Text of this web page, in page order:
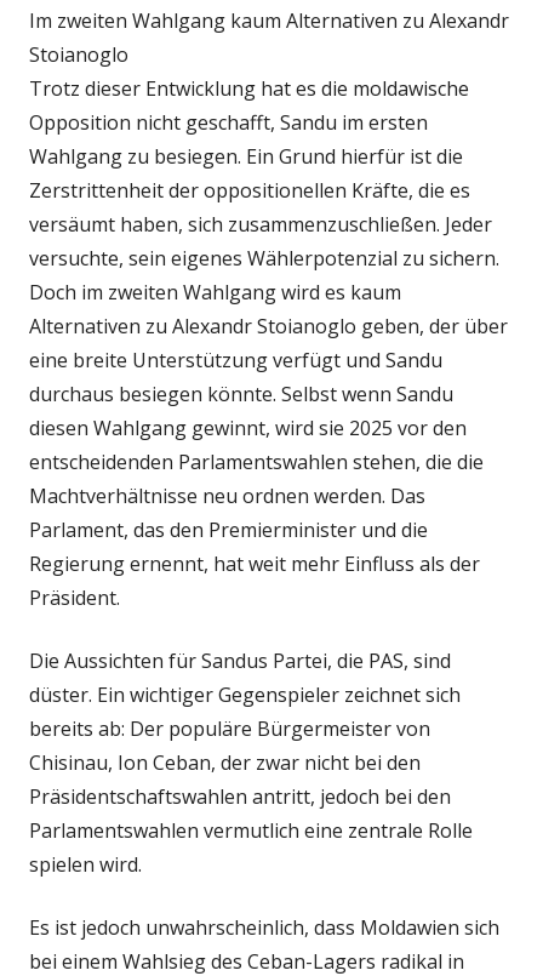
Im zweiten Wahlgang kaum Alternativen zu Alexandr
Stoianoglo
Trotz dieser Entwicklung hat es die moldawische
Opposition nicht geschafft, Sandu im ersten
Wahlgang zu besiegen. Ein Grund hierfür ist die
Zerstrittenheit der oppositionellen Kräfte, die es
versäumt haben, sich zusammenzuschließen. Jeder
versuchte, sein eigenes Wählerpotenzial zu sichern.
Doch im zweiten Wahlgang wird es kaum
Alternativen zu Alexandr Stoianoglo geben, der über
eine breite Unterstützung verfügt und Sandu
durchaus besiegen könnte. Selbst wenn Sandu
diesen Wahlgang gewinnt, wird sie 2025 vor den
entscheidenden Parlamentswahlen stehen, die die
Machtverhältnisse neu ordnen werden. Das
Parlament, das den Premierminister und die
Regierung ernennt, hat weit mehr Einfluss als der
Präsident.
Die Aussichten für Sandus Partei, die PAS, sind
düster. Ein wichtiger Gegenspieler zeichnet sich
bereits ab: Der populäre Bürgermeister von
Chisinau, Ion Ceban, der zwar nicht bei den
Präsidentschaftswahlen antritt, jedoch bei den
Parlamentswahlen vermutlich eine zentrale Rolle
spielen wird.
Es ist jedoch unwahrscheinlich, dass Moldawien sich
bei einem Wahlsieg des Ceban-Lagers radikal in